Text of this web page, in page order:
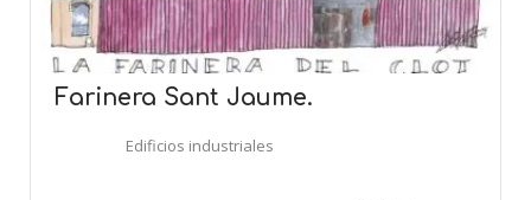
Farinera Sant Jaume.
Edificios industriales